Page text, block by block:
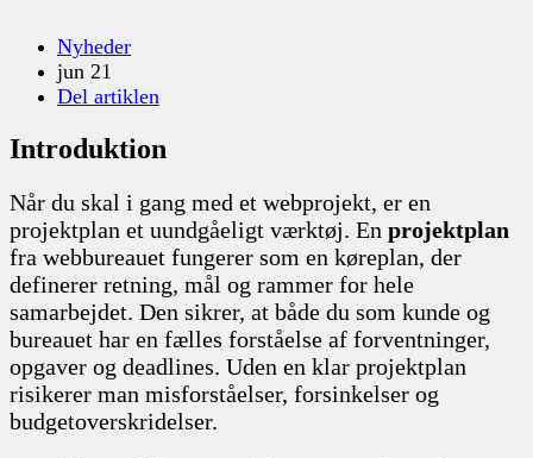
Nyheder
jun 21
Del artiklen
Introduktion
Når du skal i gang med et webprojekt, er en
projektplan et uundgåeligt værktøj. En projektplan
fra webbureauet fungerer som en køreplan, der
definerer retning, mål og rammer for hele
samarbejdet. Den sikrer, at både du som kunde og
bureauet har en fælles forståelse af forventninger,
opgaver og deadlines. Uden en klar projektplan
risikerer man misforståelser, forsinkelser og
budgetoverskridelser.